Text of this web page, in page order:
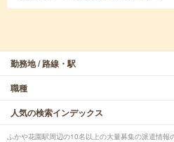
勤務地 / 路線・駅
職種
人気の検索インデックス
ふかや花園駅周辺の10名以上の大量募集の派遣情報